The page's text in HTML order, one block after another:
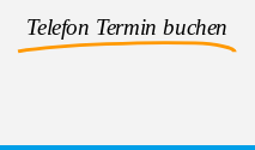
Telefon Termin buchen